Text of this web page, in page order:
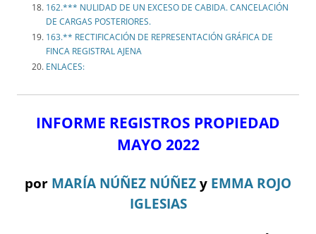
162.*** NULIDAD DE UN EXCESO DE CABIDA. CANCELACIÓN
DE CARGAS POSTERIORES.
163.** RECTIFICACIÓN DE REPRESENTACIÓN GRÁFICA DE
FINCA REGISTRAL AJENA
ENLACES:
INFORME REGISTROS PROPIEDAD
MAYO 2022
por MARÍA NÚÑEZ NÚÑEZ y EMMA ROJO
IGLESIAS